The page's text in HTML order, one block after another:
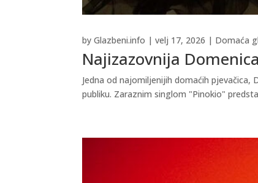
Najizazovnija
byGlazbeni.info |velj 17, 2026 | Domaća
Jedna od najomiljenijih domaćih
publiku. Zaraznim singlom "Pinokio"